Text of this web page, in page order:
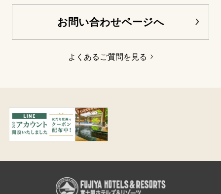
お問い合わせページへ
よくあるご質問を見る